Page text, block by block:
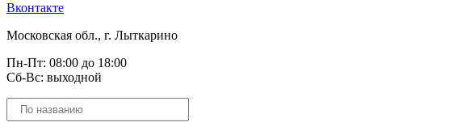
Вконтакте
Московская обл., г. Лыткарино
Пн-Пт: 08:00 до 18:00
Сб-Вс: выходной
Поиск
товаров